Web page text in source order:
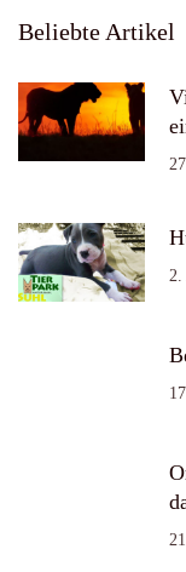
Beliebte Artikel
2.